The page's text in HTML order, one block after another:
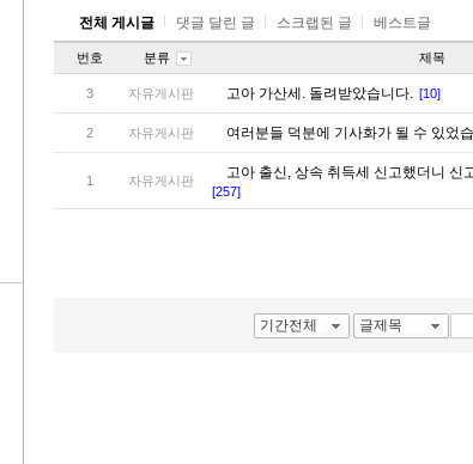
전체 게시글 댓글 달린 글 스크랩된 글 베스트글
번호 분류 제목
3 자유게시판 고아 가산세. 돌려받았습니다. [10]
2 자유게시판 여러분들 덕분에 기사화가 될 수 있었
1 자유게시판 고아 출신, 상속 취득세 신고했더니 신
[257]
기간전체 글제목